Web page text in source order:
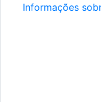
Informações